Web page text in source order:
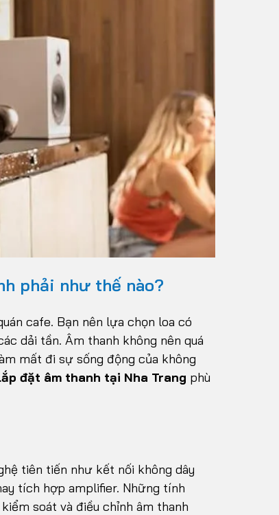
phải như thế nào?
cafe. Bạn nên lựa chọn loa có
dải tần. Âm thanh không nên quá
mất đi sự sống động của không
đặt âm thanh tại Nha Trang phù
tiên tiến như kết nối không dây
tích hợp amplifier. Những tính
soát và điều chỉnh âm thanh